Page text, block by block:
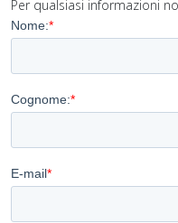
Per qualsiasi informazioni